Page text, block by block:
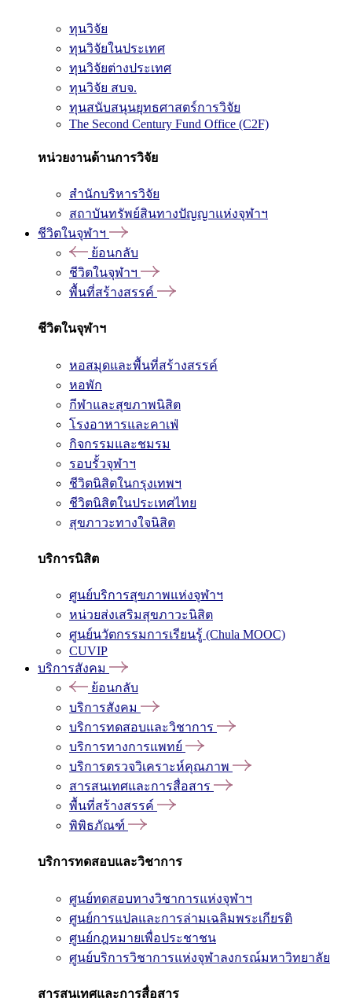
ทุนวิจัย
ทุนวิจัยในประเทศ
ทุนวิจัยต่างประเทศ
ทุนวิจัย สบจ.
ทุนสนับสนุนยุทธศาสตร์การวิจัย
The Second Century Fund Office (C2F)
หน่วยงานด้านการวิจัย
สำนักบริหารวิจัย
สถาบันทรัพย์สินทางปัญญาแห่งจุฬาฯ
ชีวิตในจุฬาฯ
ย้อนกลับ
ชีวิตในจุฬาฯ
พื้นที่สร้างสรรค์
ชีวิตในจุฬาฯ
หอสมุดและพื้นที่สร้างสรรค์
หอพัก
กีฬาและสุขภาพนิสิต
โรงอาหารและคาเฟ่
กิจกรรมและชมรม
รอบรั้วจุฬาฯ
ชีวิตนิสิตในกรุงเทพฯ
ชีวิตนิสิตในประเทศไทย
สุขภาวะทางใจนิสิต
บริการนิสิต
ศูนย์บริการสุขภาพแห่งจุฬาฯ
หน่วยส่งเสริมสุขภาวะนิสิต
ศูนย์นวัตกรรมการเรียนรู้ (Chula MOOC)
CUVIP
บริการสังคม
ย้อนกลับ
บริการสังคม
บริการทดสอบและวิชาการ
บริการทางการแพทย์
บริการตรวจวิเคราะห์คุณภาพ
สารสนเทศและการสื่อสาร
พื้นที่สร้างสรรค์
พิพิธภัณฑ์
บริการทดสอบและวิชาการ
ศูนย์ทดสอบทางวิชาการแห่งจุฬาฯ
ศูนย์การแปลและการล่ามเฉลิมพระเกียรติ
ศูนย์กฎหมายเพื่อประชาชน
ศูนย์บริการวิชาการแห่งจุฬาลงกรณ์มหาวิทยาลัย
สารสนเทศและการสื่อสาร